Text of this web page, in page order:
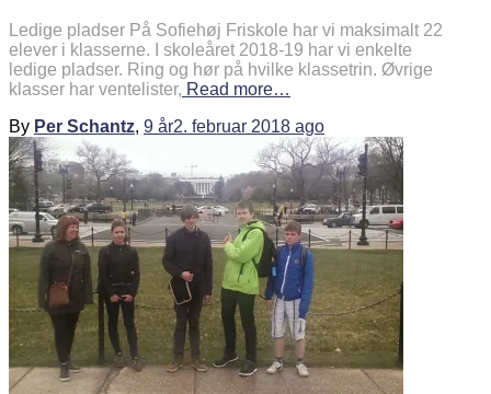
Ledige pladser På Sofiehøj Friskole har vi maksimalt 22
elever i klasserne. I skoleåret 2018-19 har vi enkelte
ledige pladser. Ring og hør på hvilke klassetrin. Øvrige
klasser har ventelister, Read more…
By Per Schantz, 9 år2. februar 2018 ago